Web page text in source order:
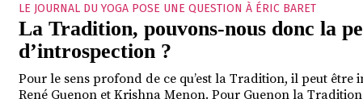
LE JOURNAL DU YOGA POSE UNE QUESTION À ÉRIC BARET
La Tradition, pouvons-nous donc la
d’introspection ?
Pour le sens profond de ce qu’est la Tradition, il peut
René Guenon et Krishna Menon. Pour Guenon la